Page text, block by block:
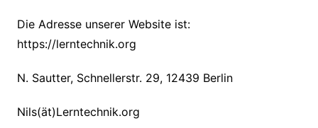
Die Adresse unserer Website ist:
https://lerntechnik.org
N. Sautter, Schnellerstr. 29, 12439 Berlin
Nils(ät)Lerntechnik.org